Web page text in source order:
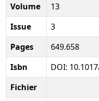
Volume
13
Issue
3
Pages
649.658
Isbn
DOI:
Fichier